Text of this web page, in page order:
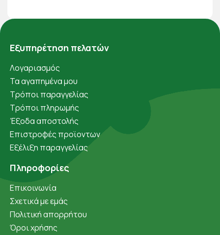
Εξυπηρέτηση πελατών
Λογαριασμός
Τα αγαπημένα μου
Τρόποι παραγγελίας
Τρόποι πληρωμής
Έξοδα αποστολής
Επιστροφές προϊοντων
Εξέλιξη παραγγελίας
Πληροφορίες
Επικοινωνία
Σχετικά με εμάς
Πολιτική απορρήτου
Όροι χρήσης